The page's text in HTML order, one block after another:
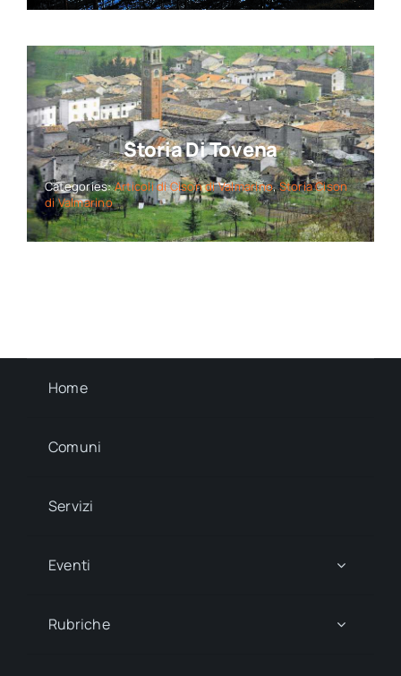
Storia Di Tovena
Categories:Articoli di Cison di Valmarino,Storia Cison
di Valmarino
Home
Comuni
Servizi
Eventi
Rubriche